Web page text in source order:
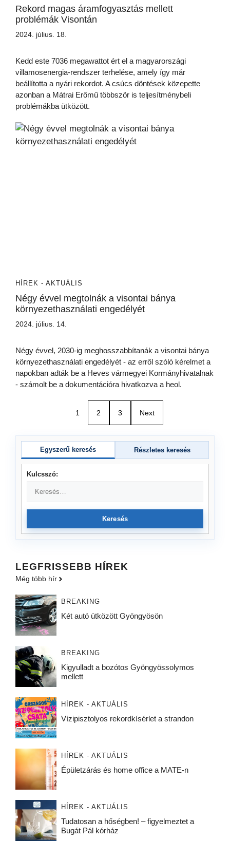
Rekord magas áramfogyasztás mellett
problémák Visontán
2024. július. 18.
Kedd este 7036 megawattot ért el a magyarországi
villamosenergia-rendszer terhelése, amely így már
beállította a nyári rekordot. A csúcs döntések közepette
azonban a Mátrai Erőmű többször is teljesítménybeli
problémákba ütközött.
HÍREK - AKTUÁLIS
Négy évvel megtolnák a visontai bánya
környezethasználati engedélyét
2024. július. 14.
Négy évvel, 2030-ig meghosszabbítanák a visontai bánya
környezethasználati engedélyét - az erről szóló kérelmet a
napokban adták be a Heves vármegyei Kormányhivatalnak
- számolt be a dokumentációra hivatkozva a heol.
1 2 3 Next
Egyszerű keresés Részletes keresés
Kulcsszó:
Keresés
LEGFRISSEBB HÍREK
Még több hír
BREAKING
Két autó ütközött Gyöngyösön
BREAKING
Kigyulladt a bozótos Gyöngyössolymos
mellett
HÍREK - AKTUÁLIS
Vízipisztolyos rekordkísérlet a strandon
HÍREK - AKTUÁLIS
Épületzárás és home office a MATE-n
HÍREK - AKTUÁLIS
Tudatosan a hőségben! – figyelmeztet a
Bugát Pál kórház